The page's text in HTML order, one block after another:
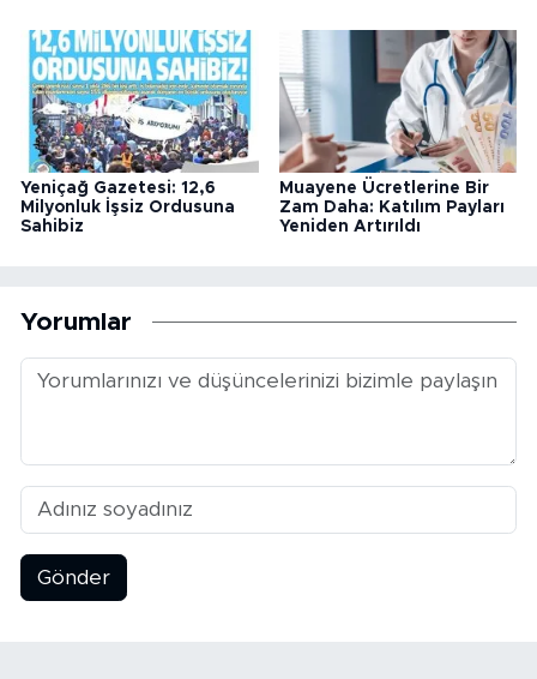
Yeniçağ Gazetesi: 12,6
Milyonluk İşsiz Ordusuna
Sahibiz
Muayene Ücretlerine Bir
Zam Daha: Katılım Payları
Yeniden Artırıldı
Yorumlar
Gönder